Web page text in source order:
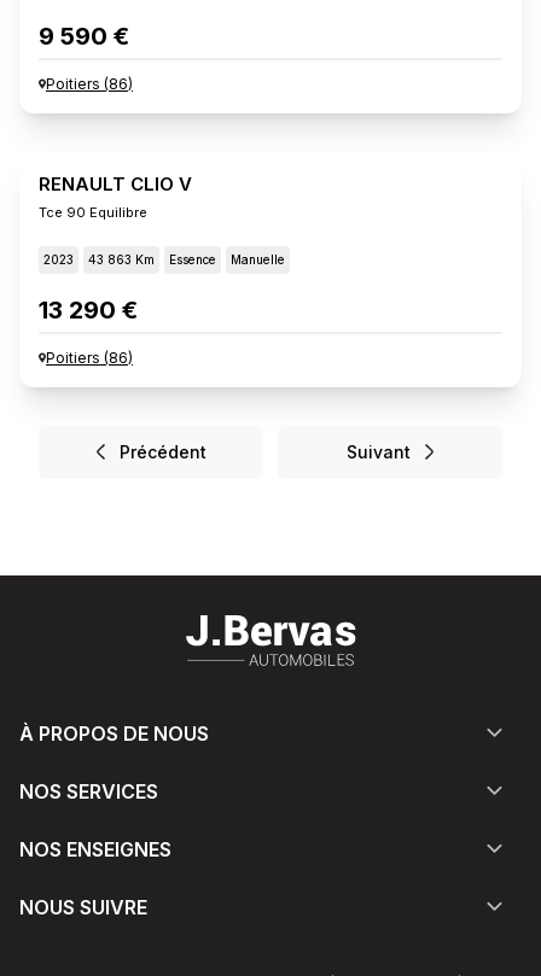
9 590 €
Poitiers (86)
RENAULT CLIO V
Tce 90 Equilibre
2023 43 863 Km Essence Manuelle
13 290 €
Poitiers (86)
Précédent Suivant
À PROPOS DE NOUS
NOS SERVICES
NOS ENSEIGNES
NOUS SUIVRE